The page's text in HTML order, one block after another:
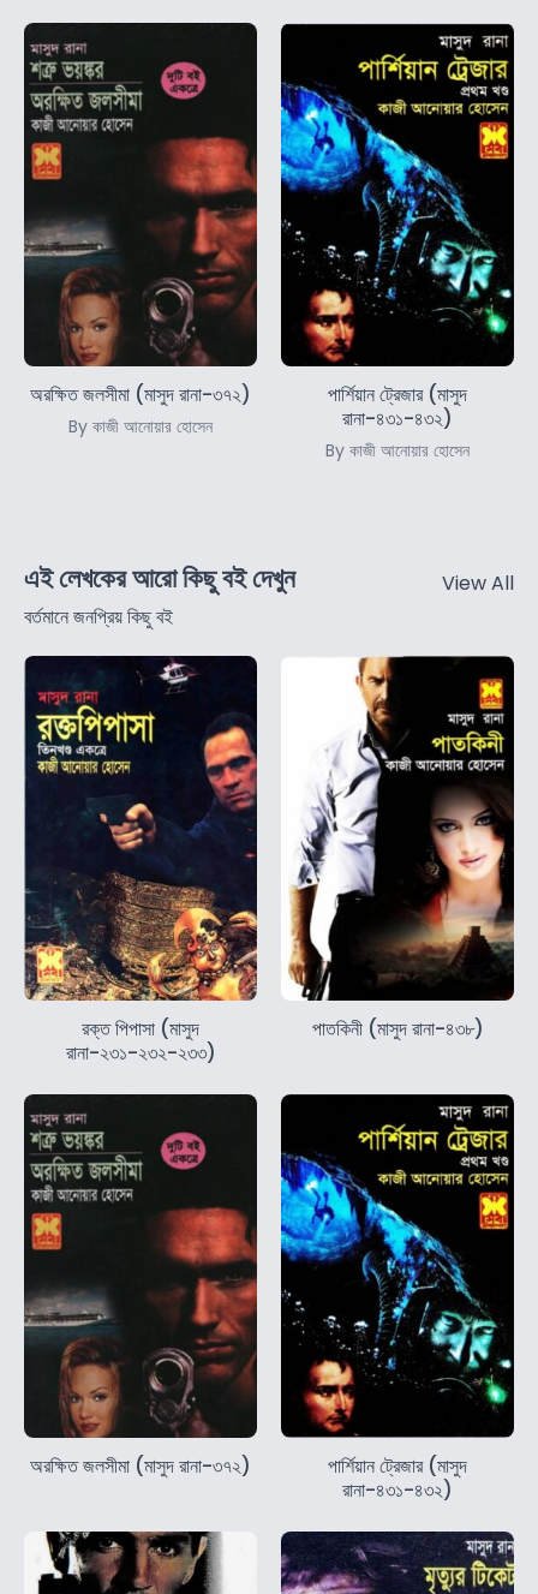
অরক্ষিত জলসীমা (মাসুদ রানা-৩৭২)
By কাজী আনোয়ার হোসেন
পার্শিয়ান ট্রেজার (মাসুদ
রানা-৪৩১-৪৩২)
By কাজী আনোয়ার হোসেন
এই লেখকের আরো কিছু বই দেখুন
বর্তমানে জনপ্রিয় কিছু বই
View All
রক্ত পিপাসা (মাসুদ
রানা-২৩১-২৩২-২৩৩)
পাতকিনী (মাসুদ রানা-৪৩৮)
অরক্ষিত জলসীমা (মাসুদ রানা-৩৭২)
পার্শিয়ান ট্রেজার (মাসুদ
রানা-৪৩১-৪৩২)